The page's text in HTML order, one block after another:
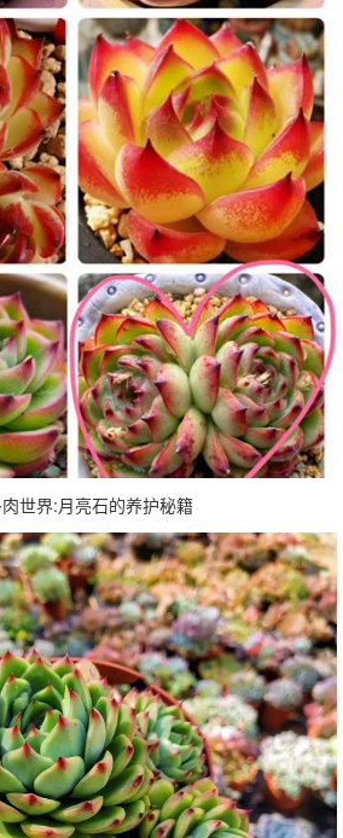
世界:月亮石的养护秘籍